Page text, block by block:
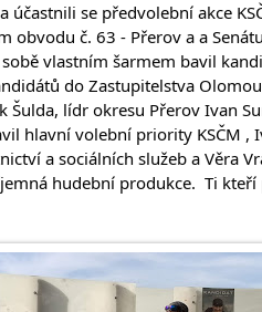
účastnili se předvolební akce
obvodu č. 63 - Přerov a a
vlastním šarmem bavil
do Zastupitelstva
lídr okresu Přerov Ivan
hlavní volební priority KSČM ,
a sociálních služeb a Věra
hudební produkce.  Ti